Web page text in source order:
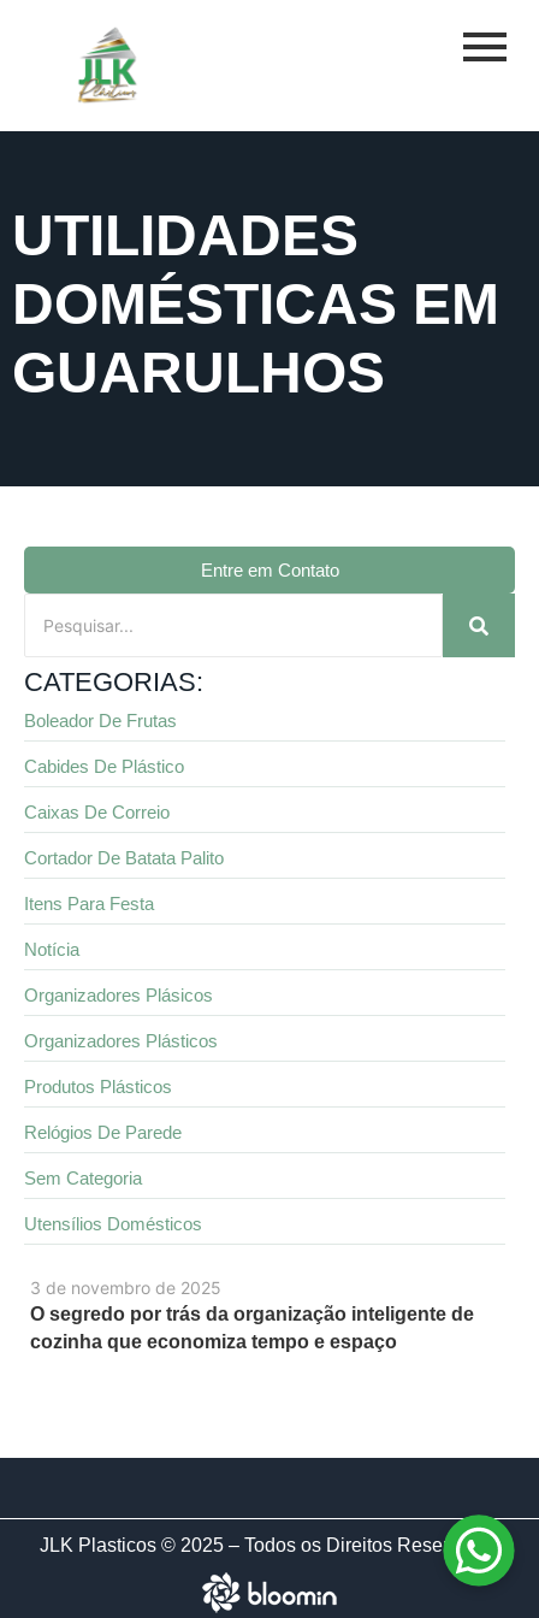
UTILIDADES
DOMÉSTICAS EM
GUARULHOS
3 de novembro de 2025
O segredo por trás da organização inteligente de
cozinha que economiza tempo e espaço
Entre em Contato
CATEGORIAS:
Boleador De Frutas
Cabides De Plástico
Caixas De Correio
Cortador De Batata Palito
Itens Para Festa
Notícia
Organizadores Plásicos
Organizadores Plásticos
Produtos Plásticos
Relógios De Parede
Sem Categoria
Utensílios Domésticos
JLK Plasticos © 2025 – Todos os Direitos Reservados